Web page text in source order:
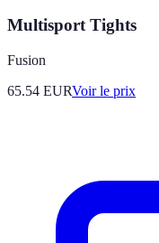
Multisport Tights
Fusion
65.54 EURVoir le prix